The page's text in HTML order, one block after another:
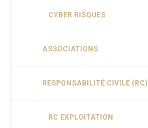
CYBER RISQUES
ASSOCIATIONS
RESPONSABILITÉ CIVILE (RC)
RC EXPLOITATION